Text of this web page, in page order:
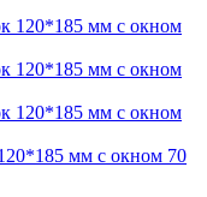
мм с окном 70